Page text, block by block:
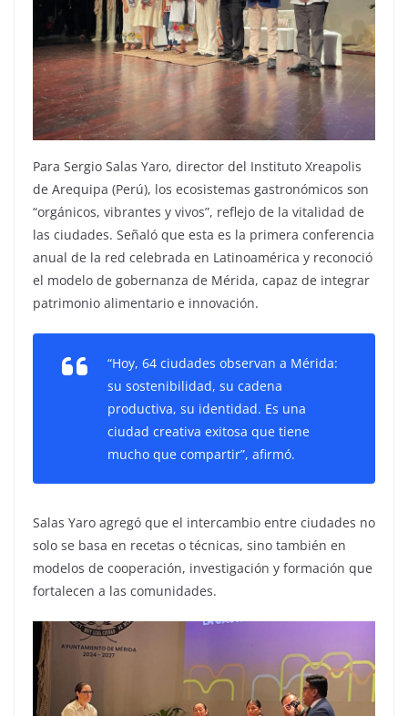
Para Sergio Salas Yaro, director del Instituto Xreapolis
de Arequipa (Perú), los ecosistemas gastronómicos son
“orgánicos, vibrantes y vivos”, reflejo de la vitalidad de
las ciudades. Señaló que esta es la primera conferencia
anual de la red celebrada en Latinoamérica y reconoció
el modelo de gobernanza de Mérida, capaz de integrar
patrimonio alimentario e innovación.
“Hoy, 64 ciudades observan a Mérida:
su sostenibilidad, su cadena
productiva, su identidad. Es una
ciudad creativa exitosa que tiene
mucho que compartir”, afirmó.
Salas Yaro agregó que el intercambio entre ciudades no
solo se basa en recetas o técnicas, sino también en
modelos de cooperación, investigación y formación que
fortalecen a las comunidades.